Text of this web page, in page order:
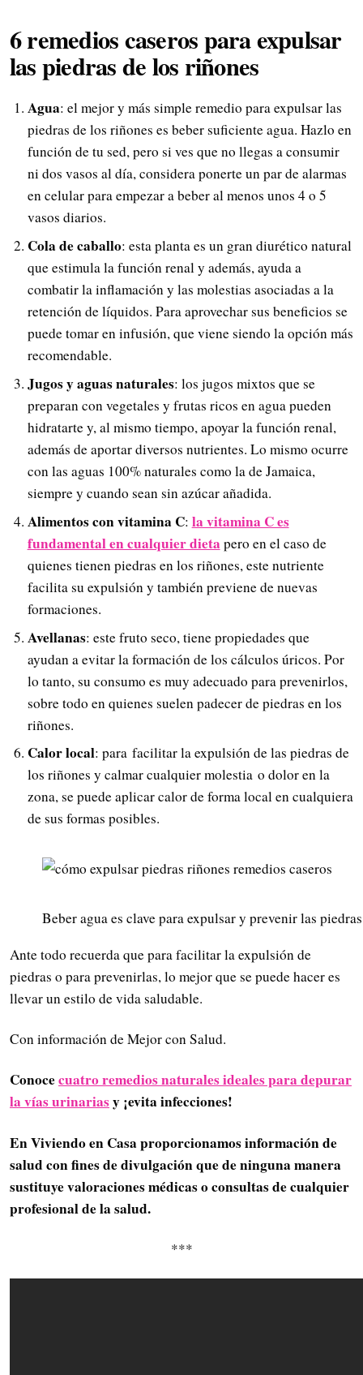
6 remedios caseros para expulsar
las piedras de los riñones
Agua: el mejor y más simple remedio para expulsar las
piedras de los riñones es beber suficiente agua. Hazlo en
función de tu sed, pero si ves que no llegas a consumir
ni dos vasos al día, considera ponerte un par de alarmas
en celular para empezar a beber al menos unos 4 o 5
vasos diarios.
Cola de caballo: esta planta es un gran diurético natural
que estimula la función renal y además, ayuda a
combatir la inflamación y las molestias asociadas a la
retención de líquidos. Para aprovechar sus beneficios se
puede tomar en infusión, que viene siendo la opción más
recomendable.
Jugos y aguas naturales: los jugos mixtos que se
preparan con vegetales y frutas ricos en agua pueden
hidratarte y, al mismo tiempo, apoyar la función renal,
además de aportar diversos nutrientes. Lo mismo ocurre
con las aguas 100% naturales como la de Jamaica,
siempre y cuando sean sin azúcar añadida.
Alimentos con vitamina C: la vitamina C es
fundamental en cualquier dieta pero en el caso de
quienes tienen piedras en los riñones, este nutriente
facilita su expulsión y también previene de nuevas
formaciones.
Avellanas: este fruto seco, tiene propiedades que
ayudan a evitar la formación de los cálculos úricos. Por
lo tanto, su consumo es muy adecuado para prevenirlos,
sobre todo en quienes suelen padecer de piedras en los
riñones.
Calor local: para facilitar la expulsión de las piedras de
los riñones y calmar cualquier molestia o dolor en la
zona, se puede aplicar calor de forma local en cualquiera
de sus formas posibles.
Beber agua es clave para expulsar y prevenir las
Ante todo recuerda que para facilitar la expulsión de
piedras o para prevenirlas, lo mejor que se puede hacer es
llevar un estilo de vida saludable.
Con información de Mejor con Salud.
Conocecuatro remedios naturales ideales para depurar
la vías urinariasy ¡evita infecciones!
En Viviendo en Casa proporcionamos información de
salud con fines de divulgación que de ninguna manera
sustituye valoraciones médicas o consultas de cualquier
profesional de la salud.
***